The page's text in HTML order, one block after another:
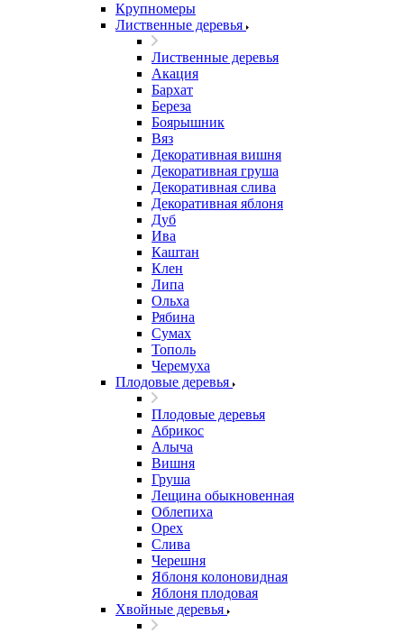
Крупномеры
Лиственные деревья
Лиственные деревья
Акация
Бархат
Береза
Боярышник
Вяз
Декоративная вишня
Декоративная груша
Декоративная слива
Декоративная яблоня
Дуб
Ива
Каштан
Клен
Липа
Ольха
Рябина
Сумах
Тополь
Черемуха
Плодовые деревья
Плодовые деревья
Абрикос
Алыча
Вишня
Груша
Лещина обыкновенная
Облепиха
Орех
Слива
Черешня
Яблоня колоновидная
Яблоня плодовая
Хвойные деревья